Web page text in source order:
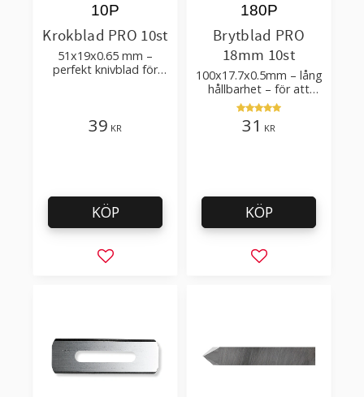
Krokblad PRO 10st
51x19x0.65 mm –
perfekt knivblad för
10P
39 KR
Lägg till i favoriter
KÖP
Brytblad PRO
18mm 10st
100x17.7x0.5mm – lång
hållbarhet – för att
skära kartong, tapet
och golvmaterial
180P
31 KR
Lägg till i
KÖP